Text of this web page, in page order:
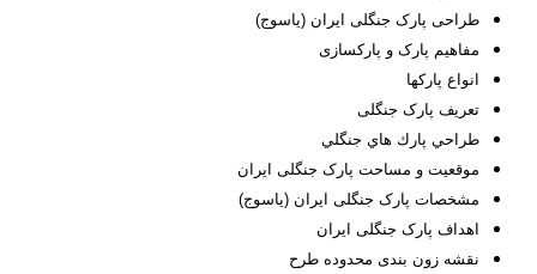
طراحی پارک جنگلی ایران (یاسوج)
مفاهیم پارک و پارکسازی
انواع پارکها
تعریف پارک جنگلی
طراحي پارك هاي جنگلي
موقعيت و مساحت پارک جنگلی ایران
مشخصات پارک جنگلی ایران (یاسوج)
اهداف پارک جنگلی ایران
نقشه زون بندی محدوده طرح